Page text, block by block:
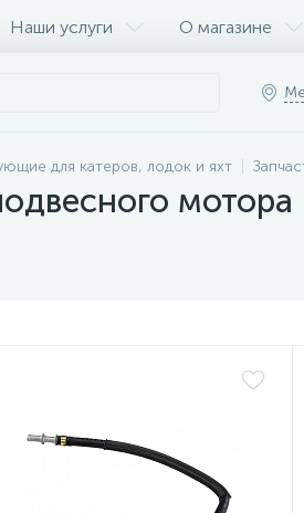
Наши услуги О магазине
для катеров, лодок и яхт